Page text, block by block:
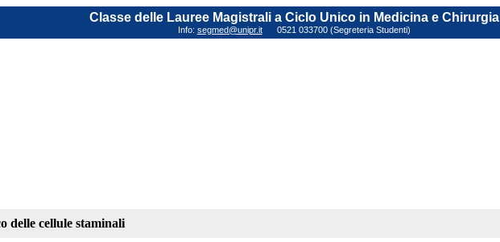
Classe delle Lauree Magistrali a Ciclo Unico in Medicina e Chirurgia
Info: segmed@unipr.it 0521 033700 (Segreteria Studenti)
delle cellule staminali